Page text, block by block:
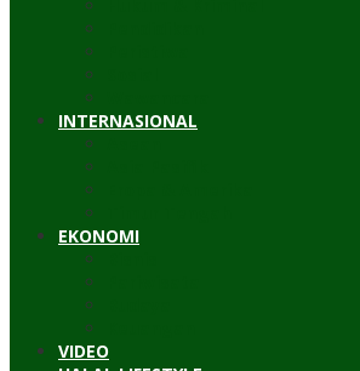
INTERNASIONAL
EKONOMI
VIDEO